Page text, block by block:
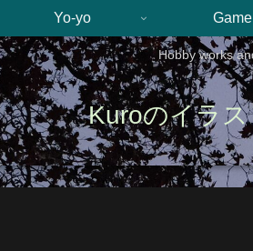
Hobby works
Kuroのイラ
Yo-yo Game